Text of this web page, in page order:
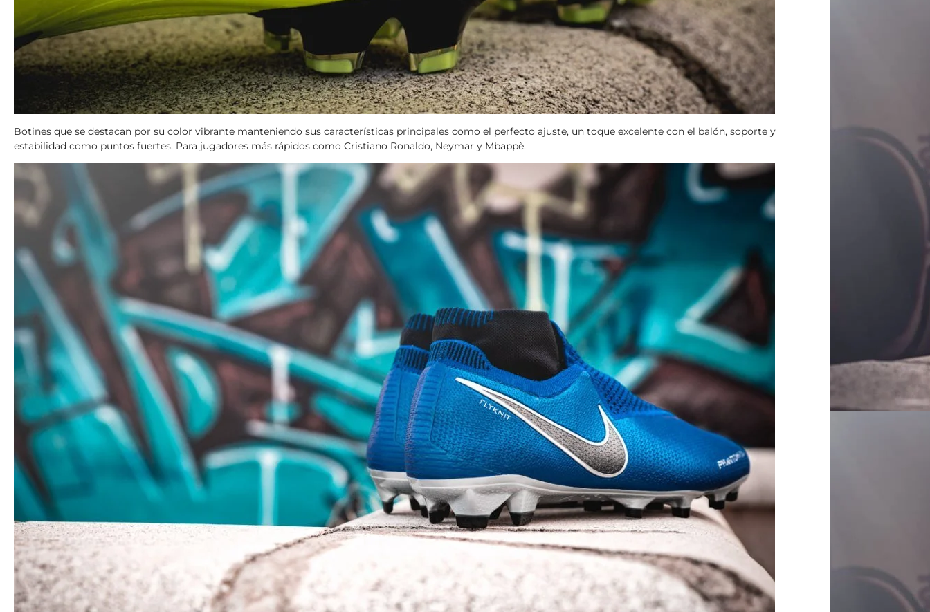
Botines que se destacan por su color vibrante manteniendo sus características principales como el perfecto ajuste, un toque excelente con el balón, soporte y
estabilidad como puntos fuertes. Para jugadores más rápidos como Cristiano Ronaldo, Neymar y Mbappè.